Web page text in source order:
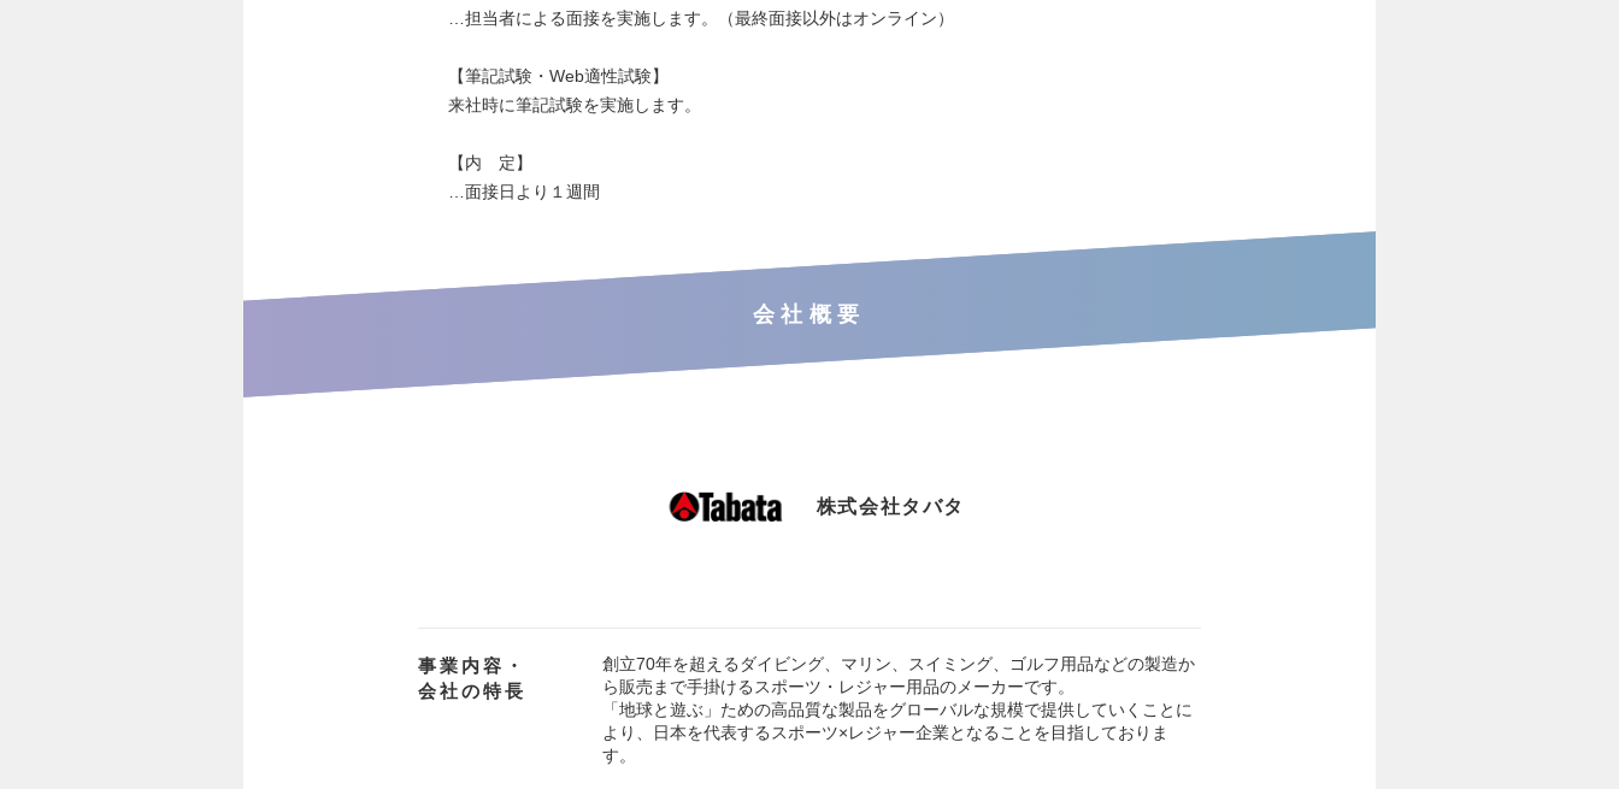
…担当者による面接を実施します。（最終面接以外はオンライン）
【筆記試験・Web適性試験】
来社時に筆記試験を実施します。
【内 定】
…面接日より１週間
会社概要
株式会社タバタ
事業内容・
会社の特長
創立70年を超えるダイビング、マリン、スイミング、ゴルフ用品などの製造か
ら販売まで手掛けるスポーツ・レジャー用品のメーカーです。
「地球と遊ぶ」ための高品質な製品をグローバルな規模で提供していくことに
より、日本を代表するスポーツ×レジャー企業となることを目指しておりま
す。